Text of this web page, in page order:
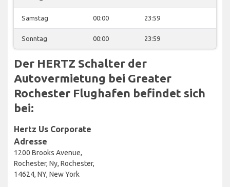
Samstag 00:00 23:59
Sonntag 00:00 23:59
Der HERTZ Schalter der
Autovermietung bei Greater
Rochester Flughafen befindet sich
bei:
Hertz Us Corporate
Adresse
1200 Brooks Avenue,
Rochester, Ny, Rochester,
14624, NY, New York